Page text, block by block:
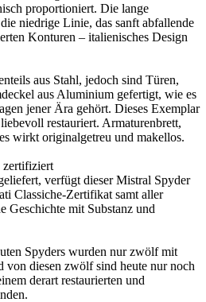
proportioniert. Die lange
niedrige Linie, das sanft abfallende
Konturen – italienisches Design
aus Stahl, jedoch sind Türen,
aus Aluminium gefertigt, wie es
jener Ära gehört. Dieses Exemplar
restauriert. Armaturenbrett,
wirkt originalgetreu und makellos.
zertifiziert
verfügt dieser Mistral Spyder
Classiche-Zertifikat samt aller
Geschichte mit Substanz und
Spyders wurden nur zwölf mit
von diesen zwölf sind heute nur noch
derart restaurierten und